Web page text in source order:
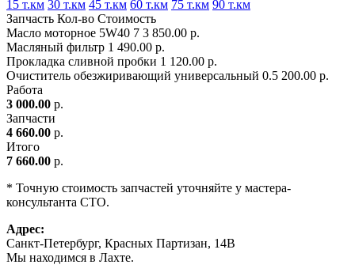
15 т.км 30 т.км 45 т.км 60 т.км 75 т.км 90 т.км
Запчасть Кол-во Стоимость
Масло моторное 5W40 7 3 850.00 р.
Масляный фильтр 1 490.00 р.
Прокладка сливной пробки 1 120.00 р.
Очиститель обезжиривающий универсальный 0.5 200.00 р.
Работа
3 000.00 р.
Запчасти
4 660.00 р.
Итого
7 660.00 р.
* Точную стоимость запчастей уточняйте у мастера-
консультанта СТО.
Адрес:
Санкт-Петербург, Красных Партизан, 14В
Мы находимся в Лахте.